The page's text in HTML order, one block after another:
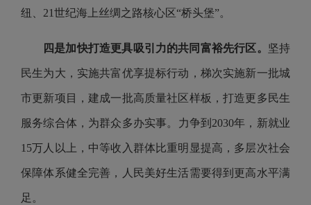
纽、21世纪海上丝绸之路核心区“桥头堡”。
四是加快打造更具吸引力的共同富裕先行区。 坚持
民生为大，实施共富优享提标行动，梯次实施新一批城
市更新项目，建成一批高质量社区样板，打造更多民生
服务综合体，为群众多办实事。力争到2030年，新就业
15万人以上，中等收入群体比重明显提高，多层次社会
保障体系健全完善，人民美好生活需要得到更高水平满
足。